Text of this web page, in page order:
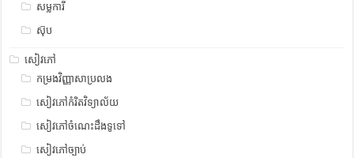
សម្លការី
ស៊ុប
សៀវភៅ
កម្រងវិញ្ញាសាប្រលង
សៀវភៅកំរិតវិទ្យាល័យ
សៀវភៅចំណេះដឹងទូទៅ
សៀវភៅច្បាប់